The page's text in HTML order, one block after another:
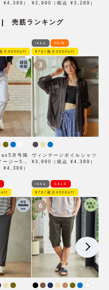
¥4,389）
ド【親子コーデ】
¥2,990（税込 ¥3,289）
| 売筋ランキング
大4000off
月号掲
ージー5ポ
¥4,389）
ikka NEW
ﾓｱｵﾌ最大4000off
3
ヴィンテージボイルシャツ
¥3,990（税込 ¥4,389）
ikka SALE
ﾓｱｵﾌ最大4000off
6